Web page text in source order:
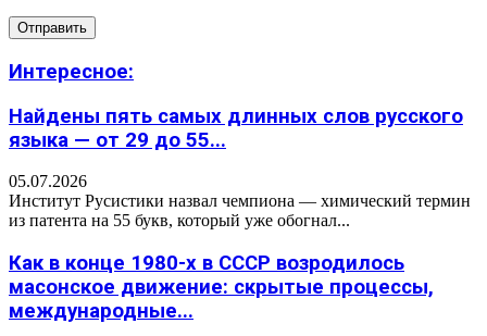
Интересное:
Найдены пять самых длинных слов русского
языка — от 29 до 55...
05.07.2026
Институт Русистики назвал чемпиона — химический термин
из патента на 55 букв, который уже обогнал...
Как в конце 1980-х в СССР возродилось
масонское движение: скрытые процессы,
международные...